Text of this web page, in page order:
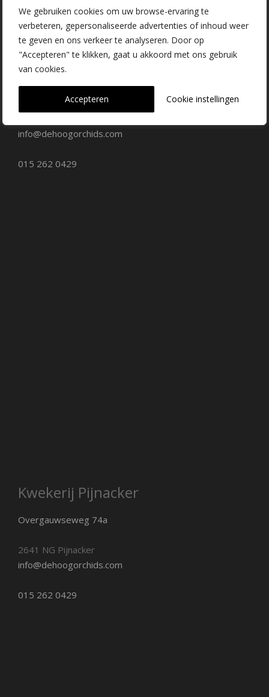
We gebruiken cookies om uw browse-ervaring te
verbeteren, gepersonaliseerde advertenties of inhoud weer
te geven en ons verkeer te analyseren. Door op
"Accepteren" te klikken, gaat u akkoord met ons gebruik
van cookies.
Cookie instellingen
Accepteren
Vacatures
Contact
Kwekerij Delfgauw
Vrederustlaan 10
info@dehoogorchids.com
015 262 0429
Kwekerij Pijnacker
Overgauwseweg 74a
2641 NG Pijnacker
info@dehoogorchids.com
015 262 0429